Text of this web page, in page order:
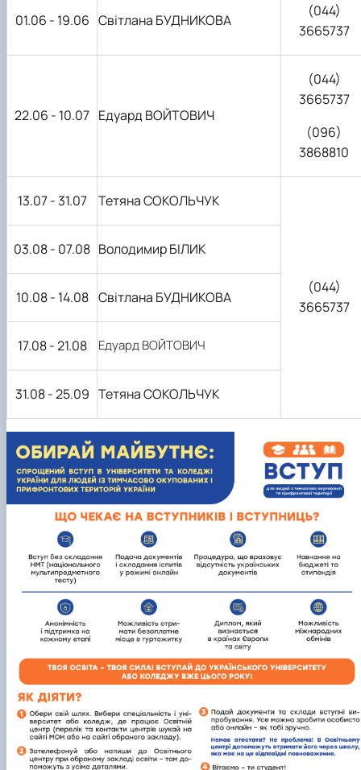
01.06 - 19.06 Світлана БУДНИКОВА
(044)
3665737
22.06 - 10.07 Едуард ВОЙТОВИЧ
(044)
3665737
(096)
3868810
13.07 - 31.07 Тетяна СОКОЛЬЧУК
(044)
3665737
03.08 - 07.08 Володимир БІЛИК
10.08 - 14.08 Світлана БУДНИКОВА
17.08 - 21.08 Едуард ВОЙТОВИЧ
31.08 - 25.09 Тетяна СОКОЛЬЧУК